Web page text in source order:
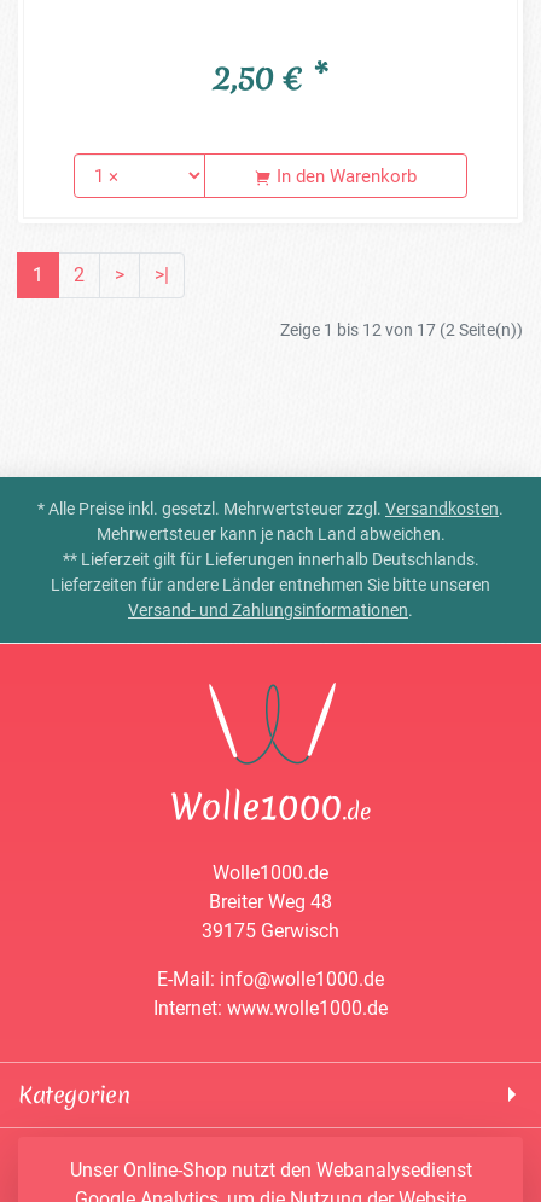
2,50 € *
In den Warenkorb
1 2 > >|
Zeige 1 bis 12 von 17 (2 Seite(n))
* Alle Preise inkl. gesetzl. Mehrwertsteuer zzgl. Versandkosten.
Mehrwertsteuer kann je nach Land abweichen.
** Lieferzeit gilt für Lieferungen innerhalb Deutschlands.
Lieferzeiten für andere Länder entnehmen Sie bitte unseren
Versand- und Zahlungsinformationen.
Wolle1000.de
Breiter Weg 48
39175 Gerwisch
E-Mail: info@wolle1000.de
Internet: www.wolle1000.de
Kategorien
ALIZE Yarns
Service & Informationen
Unser Online-Shop nutzt den Webanalysedienst